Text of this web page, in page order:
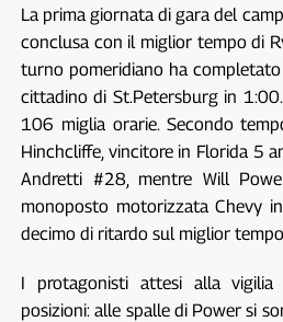
La prima giornata di gara del
conclusa con il miglior tempo di
turno pomeridiano ha
cittadino di St.Petersburg in
106 miglia orarie. Secondo
Hinchcliffe, vincitore in Florida 5
Andretti #28, mentre Will
monoposto motorizzata Chevy
decimo di ritardo sul miglior
I protagonisti attesi alla
posizioni: alle spalle di Power si